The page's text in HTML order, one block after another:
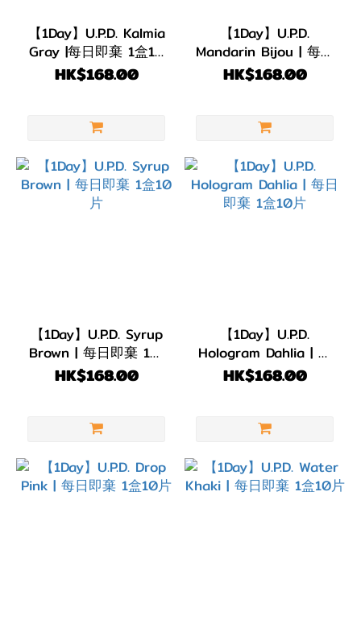
【1Day】U.P.D. Kalmia
Gray |每日即棄 1盒10
片
HK$168.00
【1Day】U.P.D.
Mandarin Bijou | 每日
即棄 1盒10片
HK$168.00
【1Day】U.P.D. Syrup
Brown | 每日即棄 1盒
10片
HK$168.00
【1Day】U.P.D.
Hologram Dahlia | 每
日即棄 1盒10片
HK$168.00